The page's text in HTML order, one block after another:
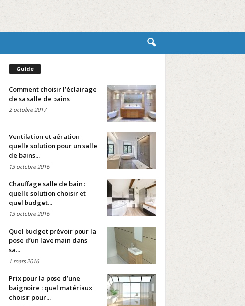
Guide
Comment choisir l’éclairage
de sa salle de bains
2 octobre 2017
Ventilation et aération :
quelle solution pour un salle
de bains...
13 octobre 2016
Chauffage salle de bain :
quelle solution choisir et
quel budget...
13 octobre 2016
Quel budget prévoir pour la
pose d’un lave main dans
sa...
1 mars 2016
Prix pour la pose d’une
baignoire : quel matériaux
choisir pour...